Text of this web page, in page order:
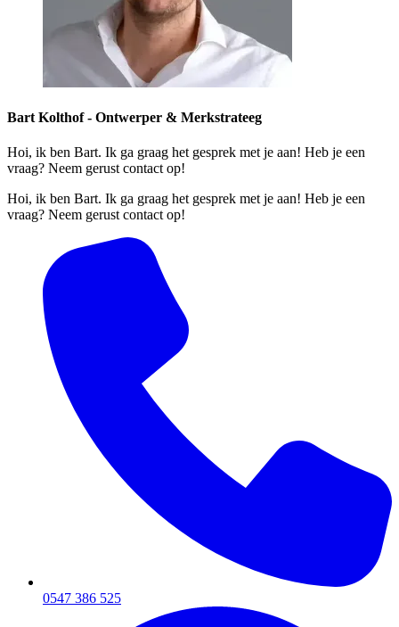
Bart Kolthof - Ontwerper & Merkstrateeg
Hoi, ik ben Bart. Ik ga graag het gesprek met je aan! Heb je een
vraag? Neem gerust contact op!
Hoi, ik ben Bart. Ik ga graag het gesprek met je aan! Heb je een
vraag? Neem gerust contact op!
0547 386 525